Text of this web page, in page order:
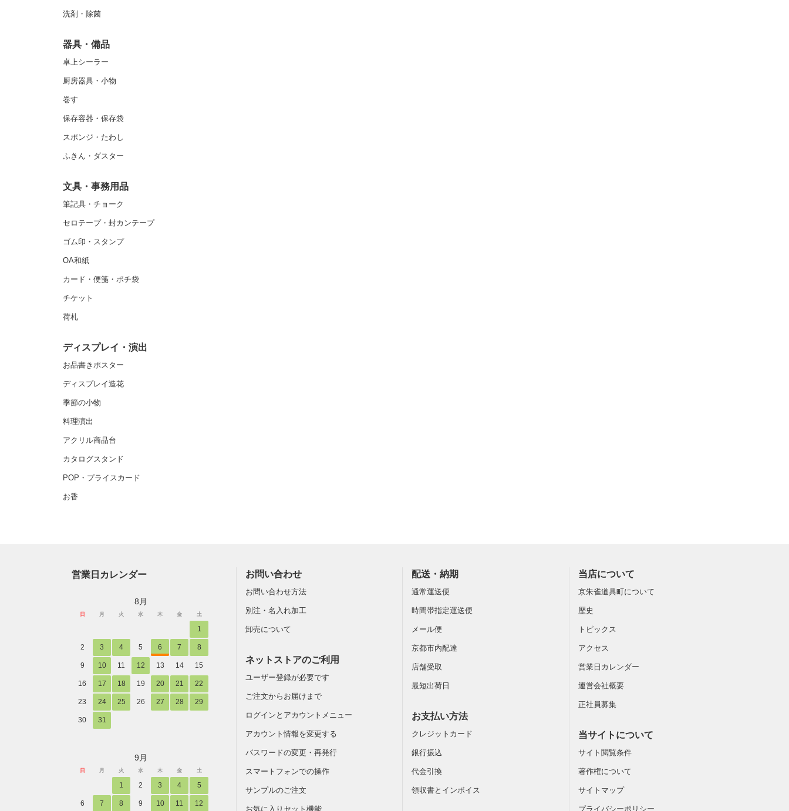
洗剤・除菌
器具・備品
卓上シーラー
厨房器具・小物
巻す
保存容器・保存袋
スポンジ・たわし
ふきん・ダスター
文具・事務用品
筆記具・チョーク
セロテープ・封カンテープ
ゴム印・スタンプ
OA和紙
カード・便箋・ポチ袋
チケット
荷札
ディスプレイ・演出
お品書きポスター
ディスプレイ造花
季節の小物
料理演出
アクリル商品台
カタログスタンド
POP・プライスカード
お香
営業日カレンダー
8月
日 月 火 水 木 金 土
1
2 3 4 5 6 7 8
9 10 11 12 13 14 15
16 17 18 19 20 21 22
23 24 25 26 27 28 29
30 31
9月
日 月 火 水 木 金 土
1 2 3 4 5
6 7 8 9 10 11 12
お問い合わせ
お問い合わせ方法
別注・名入れ加工
卸売について
ネットストアのご利用
ユーザー登録が必要です
ご注文からお届けまで
ログインとアカウントメニュー
アカウント情報を変更する
パスワードの変更・再発行
スマートフォンでの操作
サンプルのご注文
お気に入りセット機能
配送・納期
通常運送便
時間帯指定運送便
メール便
京都市内配達
店舗受取
最短出荷日
お支払い方法
クレジットカード
銀行振込
代金引換
領収書とインボイス
当店について
京朱雀道具町について
歴史
トピックス
アクセス
営業日カレンダー
運営会社概要
正社員募集
当サイトについて
サイト閲覧条件
著作権について
サイトマップ
プライバシーポリシー